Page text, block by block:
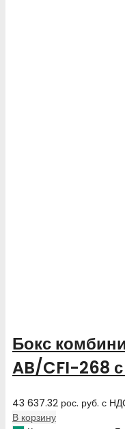
Бокс
AB/CFI-268
43 637.32 рос. руб. с
В корзину